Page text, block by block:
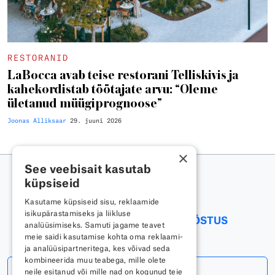
RESTORANID
LaBocca avab teise restorani Telliskivis ja
kahekordistab töötajate arvu: “Oleme
ületanud müügiprognoose”
Joonas Alliksaar 29. juuni 2026
RESTORANID TOIDUAINETÖÖSTUS
Telli uudiskiri
×
See veebisait kasutab
küpsiseid
Kasutame küpsiseid sisu, reklaamide
isikupärastamiseks ja liikluse
analüüsimiseks. Samuti jagame teavet
meie saidi kasutamise kohta oma reklaami-
ja analüüsipartneritega, kes võivad seda
kombineerida muu teabega, mille olete
neile esitanud või mille nad on kogunud teie